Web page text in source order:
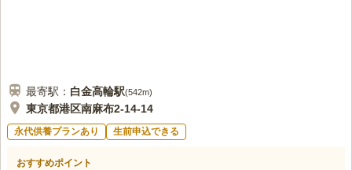
最寄駅： 白金高輪駅(542m)
東京都港区南麻布2-14-14
永代供養プランあり 生前申込できる
おすすめポイント